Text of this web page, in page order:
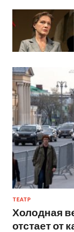
ТЕАТР
Холодная
отстает от